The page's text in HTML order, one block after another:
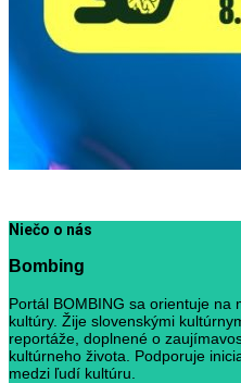
Niečo o nás
Bombing
Portál BOMBING sa orientuje na
kultúry. Žije slovenskými
reportáže, doplnené o
kultúrneho života. Podporuje
medzi ľudí kultúru.